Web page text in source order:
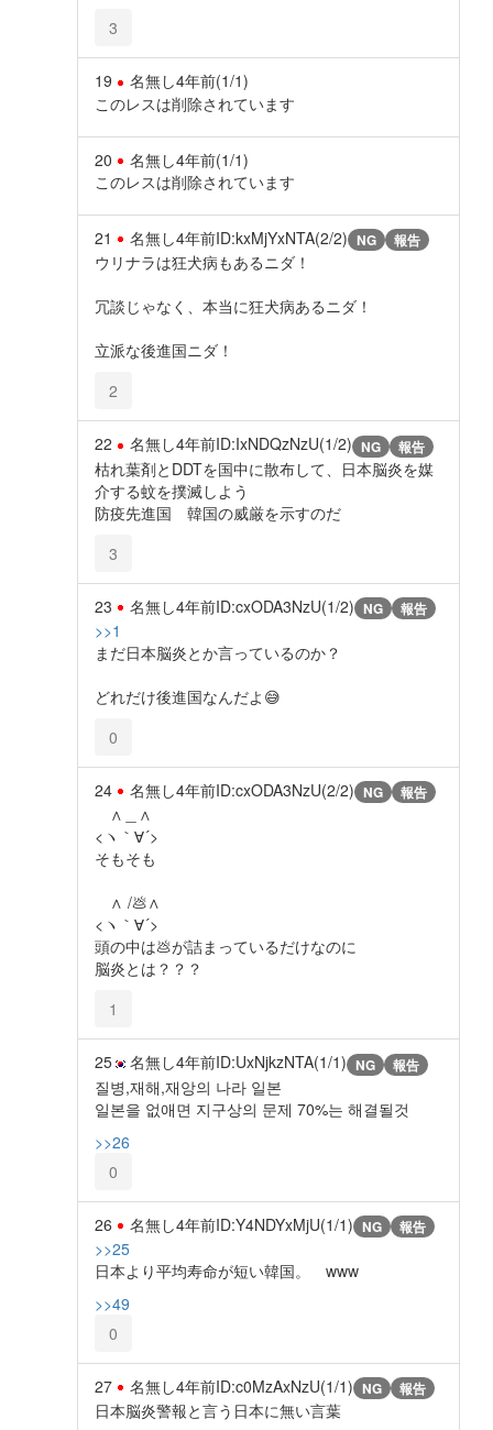
3
19 名無し4年前(1/1)
このレスは削除されています
20 名無し4年前(1/1)
このレスは削除されています
21 名無し4年前ID:kxMjYxNTA(2/2) NG 報告
ウリナラは狂犬病もあるニダ！
冗談じゃなく、本当に狂犬病あるニダ！
立派な後進国ニダ！
2
22 名無し4年前ID:IxNDQzNzU(1/2) NG 報告
枯れ葉剤とDDTを国中に散布して、日本脳炎を媒
介する蚊を撲滅しよう
防疫先進国 韓国の威厳を示すのだ
3
23 名無し4年前ID:cxODA3NzU(1/2) NG 報告
>>1
まだ日本脳炎とか言っているのか？
どれだけ後進国なんだよ😅
0
24 名無し4年前ID:cxODA3NzU(2/2) NG 報告
∧＿∧
<ヽ｀∀´>
そもそも
∧ /💩∧
<ヽ｀∀´>
頭の中は💩が詰まっているだけなのに
脳炎とは？？？
1
25 名無し4年前ID:UxNjkzNTA(1/1) NG 報告
질병,재해,재앙의 나라 일본
일본을 없애면 지구상의 문제 70%는 해결될것
>>26
0
26 名無し4年前ID:Y4NDYxMjU(1/1) NG 報告
>>25
日本より平均寿命が短い韓国。 www
>>49
0
27 名無し4年前ID:c0MzAxNzU(1/1) NG 報告
日本脳炎警報と言う日本に無い言葉